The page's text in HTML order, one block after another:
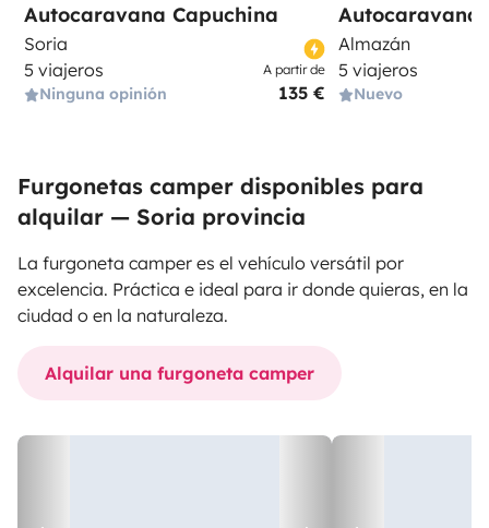
Autocaravana Capuchina
Soria
5 viajeros
Ninguna opinión
A partir de
135 €
Autocaravana
Almazán
5 viajeros
Nuevo
Furgonetas camper disponibles para
alquilar — Soria provincia
La furgoneta camper es el vehículo versátil por
excelencia. Práctica e ideal para ir donde quieras, en la
ciudad o en la naturaleza.
Alquilar una furgoneta camper